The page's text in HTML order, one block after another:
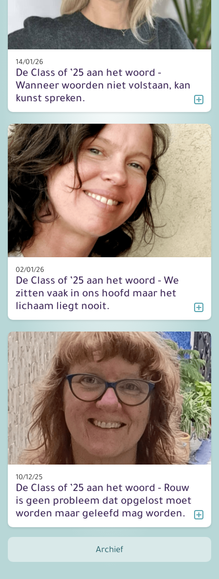
14/01/26
De Class of ’25 aan het woord -
Wanneer woorden niet volstaan, kan
kunst spreken.
02/01/26
De Class of ’25 aan het woord - We
zitten vaak in ons hoofd maar het
lichaam liegt nooit.
10/12/25
De Class of ’25 aan het woord - Rouw
is geen probleem dat opgelost moet
worden maar geleefd mag worden.
Archief